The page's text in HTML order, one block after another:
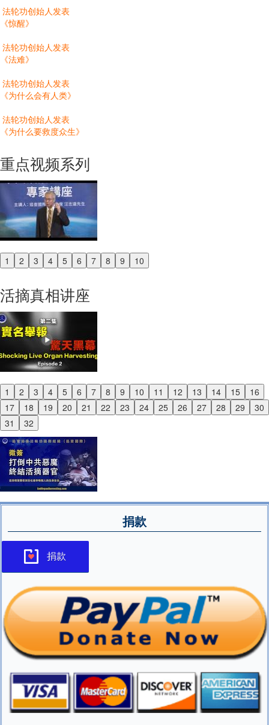
法轮功创始人发表
《惊醒》
法轮功创始人发表
《法难》
法轮功创始人发表
《为什么会有人类》
法轮功创始人发表
《为什么要救度众生》
重点视频系列
1 2 3 4 5 6 7 8 9 10
Previous
活摘真相讲座
1 2 3 4 5 6 7 8 9 10 11 12 13 14 15
16
17
18 19 20 21 22 23 24 25 26 27 28 29
30
31
32
Previous
Next
捐款
捐款